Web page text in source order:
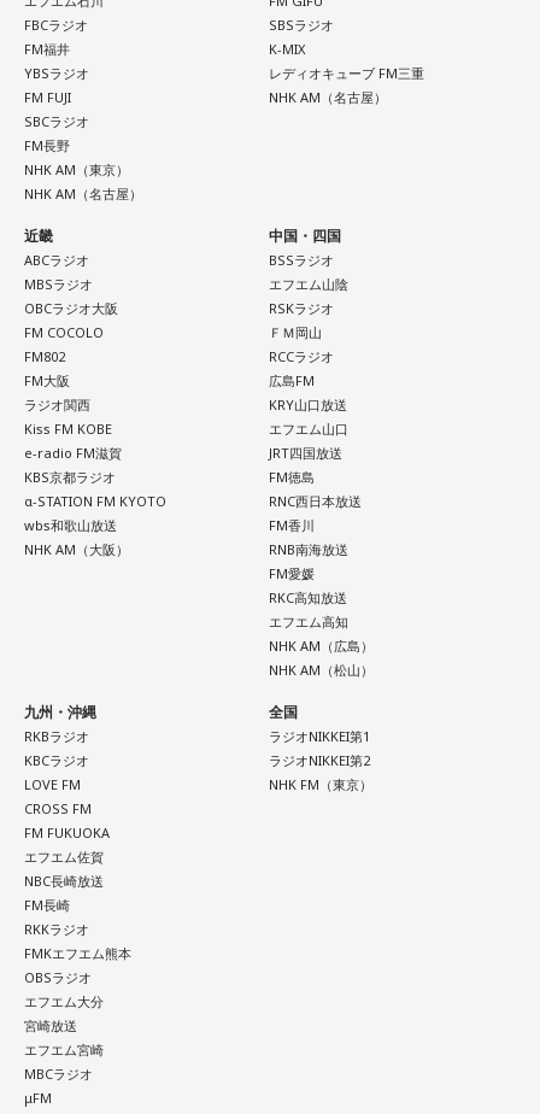
FBCラジオ
FM福井
YBSラジオ
FM FUJI
SBCラジオ
FM長野
NHK AM（東京）
NHK AM（名古屋）
SBSラジオ
K-MIX
レディオキューブ FM三重
NHK AM（名古屋）
近畿
ABCラジオ
MBSラジオ
OBCラジオ大阪
FM COCOLO
FM802
FM大阪
ラジオ関西
Kiss FM KOBE
e-radio FM滋賀
KBS京都ラジオ
α-STATION FM KYOTO
wbs和歌山放送
NHK AM（大阪）
中国・四国
BSSラジオ
エフエム山陰
RSKラジオ
ＦＭ岡山
RCCラジオ
広島FM
KRY山口放送
エフエム山口
JRT四国放送
FM徳島
RNC西日本放送
FM香川
RNB南海放送
FM愛媛
RKC高知放送
エフエム高知
NHK AM（広島）
NHK AM（松山）
九州・沖縄
RKBラジオ
KBCラジオ
LOVE FM
CROSS FM
FM FUKUOKA
エフエム佐賀
NBC長崎放送
FM長崎
RKKラジオ
FMKエフエム熊本
OBSラジオ
エフエム大分
宮崎放送
エフエム宮崎
MBCラジオ
μFM
全国
ラジオNIKKEI第1
ラジオNIKKEI第2
NHK FM（東京）